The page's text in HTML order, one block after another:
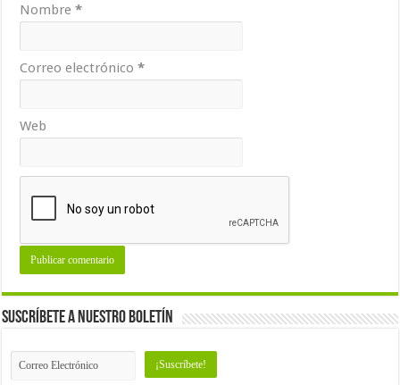
Nombre*
Correo electrónico*
Web
Suscríbete a nuestro Boletín